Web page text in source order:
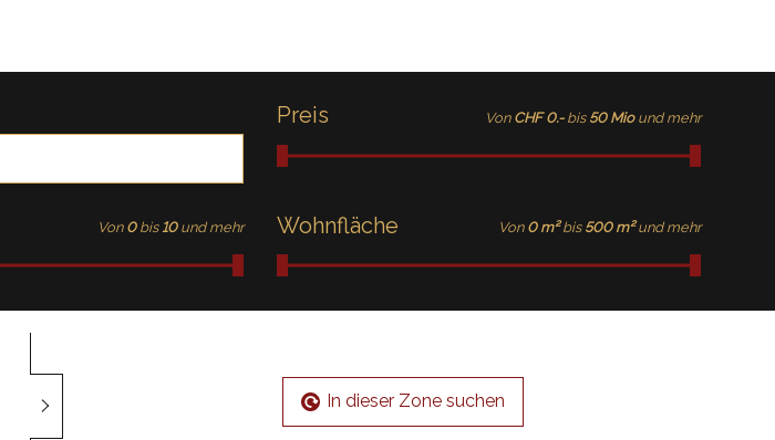
Preis Von CHF 0.- bis 50 Mio und mehr
Von 0 bis 10 und mehr Wohnfläche Von 0 m² bis 500 m² und mehr
In dieser Zone suchen